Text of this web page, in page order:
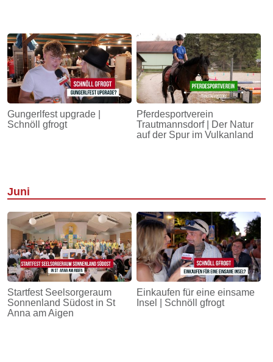
Gungerlfest upgrade |
Schnöll gfrogt
Pferdesportverein
Trautmannsdorf | Der Natur
auf der Spur im Vulkanland
Juni
Startfest Seelsorgeraum
Sonnenland Südost in St
Anna am Aigen
Einkaufen für eine einsame
Insel | Schnöll gfrogt